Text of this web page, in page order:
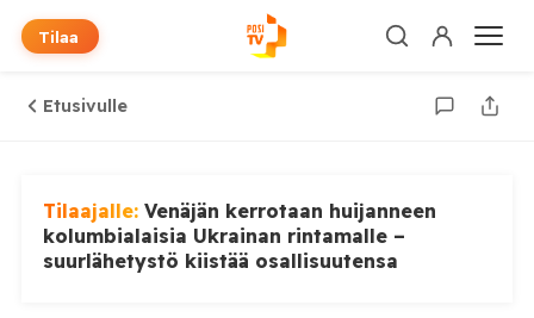
Tilaa
Etusivulle
Tilaajalle: Venäjän kerrotaan huijanneen
kolumbialaisia Ukrainan rintamalle –
suurlähetystö kiistää osallisuutensa